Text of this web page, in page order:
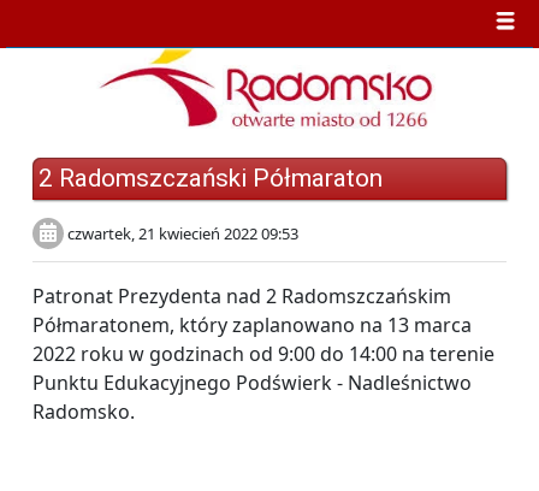
2 Radomszczański Półmaraton
czwartek, 21 kwiecień 2022 09:53
Patronat Prezydenta nad 2 Radomszczańskim
Półmaratonem, który zaplanowano na 13 marca
2022 roku w godzinach od 9:00 do 14:00 na terenie
Punktu Edukacyjnego Podświerk - Nadleśnictwo
Radomsko.